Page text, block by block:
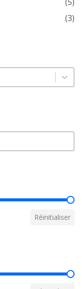
(3)
Réinitialiser